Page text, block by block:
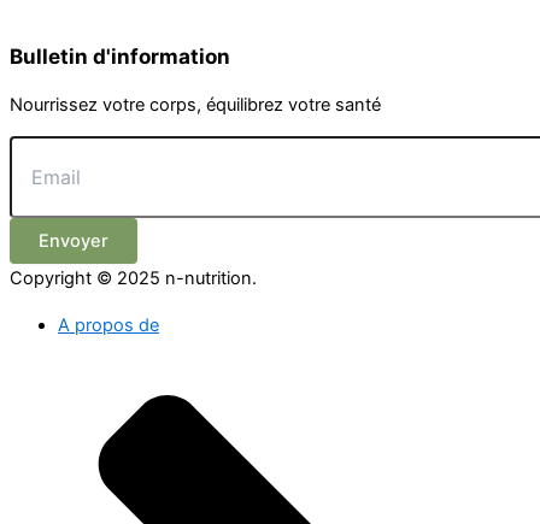
Bulletin d'information
Nourrissez votre corps, équilibrez votre santé
Envoyer
Copyright © 2025 n-nutrition.
A propos de